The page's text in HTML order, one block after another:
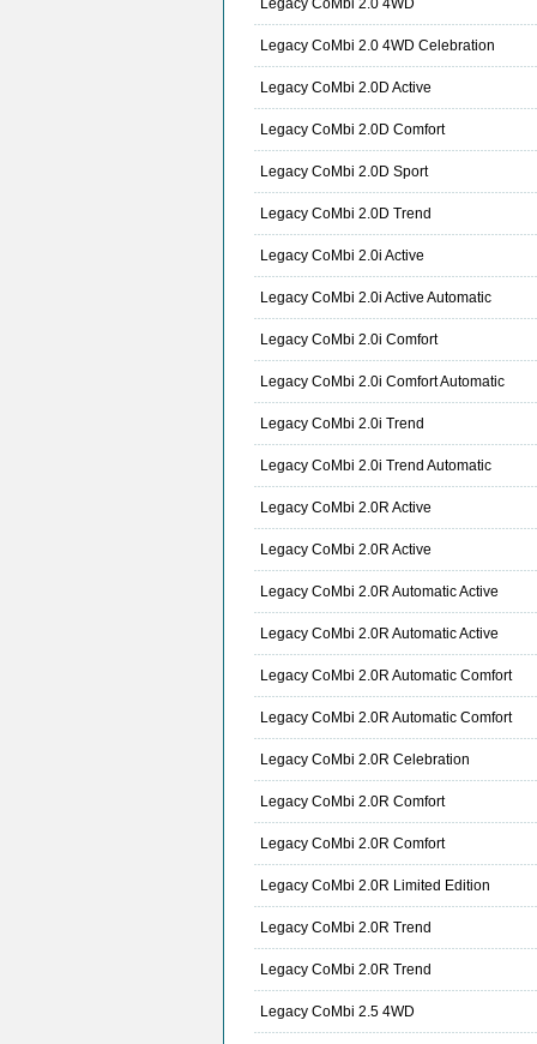
Legacy CoMbi 2.0 4WD
Legacy CoMbi 2.0 4WD Celebration
Legacy CoMbi 2.0D Active
Legacy CoMbi 2.0D Comfort
Legacy CoMbi 2.0D Sport
Legacy CoMbi 2.0D Trend
Legacy CoMbi 2.0i Active
Legacy CoMbi 2.0i Active Automatic
Legacy CoMbi 2.0i Comfort
Legacy CoMbi 2.0i Comfort Automatic
Legacy CoMbi 2.0i Trend
Legacy CoMbi 2.0i Trend Automatic
Legacy CoMbi 2.0R Active
Legacy CoMbi 2.0R Active
Legacy CoMbi 2.0R Automatic Active
Legacy CoMbi 2.0R Automatic Active
Legacy CoMbi 2.0R Automatic Comfort
Legacy CoMbi 2.0R Automatic Comfort
Legacy CoMbi 2.0R Celebration
Legacy CoMbi 2.0R Comfort
Legacy CoMbi 2.0R Comfort
Legacy CoMbi 2.0R Limited Edition
Legacy CoMbi 2.0R Trend
Legacy CoMbi 2.0R Trend
Legacy CoMbi 2.5 4WD